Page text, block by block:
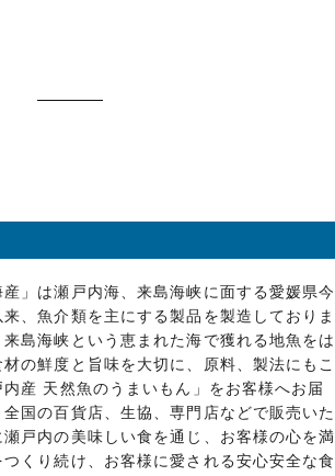
」は瀬戸内海、来島海峡に面する愛媛県今
、魚介類を主にする製品を製造しておりま
島海峡という恵まれた海で獲れる地魚をは
の鮮度と旨味を大切に、原料、製法にもこ
産 天然魚のうまいもん」をお客様へお届
国の百貨店、生協、専門店などで販売いた
戸内の美味しい食を通じ、お客様の心を満
くり続け、お客様に愛される安心安全な食